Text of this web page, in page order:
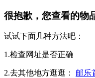
很抱歉，您查看的物
试试下面几种方法吧：
1.检查网址是否正确
2.去其他地方逛逛： 邮乐